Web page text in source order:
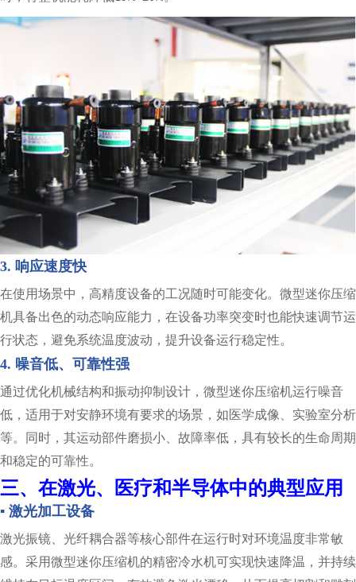
3. 响应速度快
在使用场景中，高精度设备的工况随时可能变化。微型迷你压缩
机具备出色的动态响应能力，在设备功率突变时也能快速调节运
行状态，避免系统温度波动，提升设备运行稳定性。
4. 噪音低、可靠性强
通过优化机械结构和振动抑制设计，微型迷你压缩机运行噪音
低，适用于对安静环境有要求的场景，如医学成像、实验室分析
等。同时，其运动部件磨损小、故障率低，具有较长的生命周期
和稳定的可靠性。
三、在激光、医疗和半导体中的典型应用
▪ 激光加工设备
激光振镜、光纤耦合器等核心部件在运行时对环境温度非常敏
感。采用微型迷你压缩机的精密冷水机可实现快速降温，并持续